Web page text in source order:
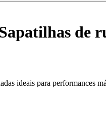
de
ideais para performances